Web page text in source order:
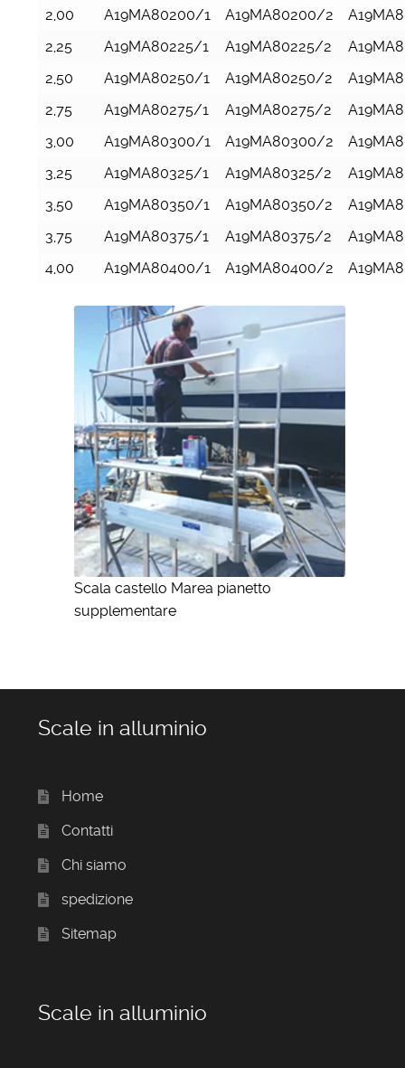
2,00 A19MA80200/1 A19MA80200/2
2,25
A19MA80225/1 A19MA80225/2
2,50
A19MA80250/1 A19MA80250/2
2,75
A19MA80275/1 A19MA80275/2
3,00
A19MA80300/1 A19MA80300/2
3,25
A19MA80325/1 A19MA80325/2
3,50
A19MA80350/1 A19MA80350/2
3,75
A19MA80375/1 A19MA80375/2
4,00
A19MA80400/1 A19MA80400/2
Scala castello Marea pianetto
supplementare
Scale in alluminio
Home
Contatti
Chi siamo
spedizione
Sitemap
Scale in alluminio